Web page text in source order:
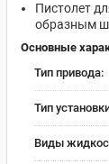
Пистолет
образным
Основные
Тип привода:
Тип
Виды